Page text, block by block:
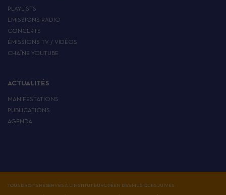
PLAYLISTS
EMISSIONS RADIO
CONCERTS
ÉMISSIONS TV / VIDÉOS
CHAÎNE YOUTUBE
ACTUALITÉS
MANIFESTATIONS
PUBLICATIONS
AGENDA
TOUS DROITS RÉSERVÉS À L'INSTITUT EUROPÉEN DES MUSIQUES JUIVES